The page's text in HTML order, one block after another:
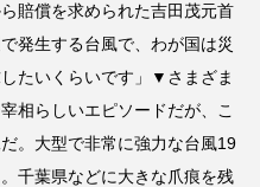
賠償を求められた吉田茂元首
発生する台風で、わが国は災
たいくらいです」▼さまざま
相らしいエピソードだが、こ
。大型で非常に強力な台風19
千葉県などに大きな爪痕を残